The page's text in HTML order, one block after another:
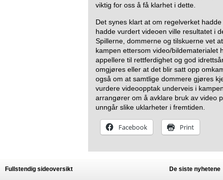
viktig for oss å få klarhet i dette.
Det synes klart at om regelverket
hadde vurdert videoen ville resultatet i
Spillerne, dommerne og tilskuerne vet
kampen ettersom video/bildematerialet
appellere til rettferdighet og god
omgjøres eller at det blir satt opp
også om at samtlige dommere gjøres
vurdere videoopptak underveis i
arrangører om å avklare bruk av video
unngår slike uklarheter i fremtiden.
Facebook Print
Fullstendig sideoversikt De siste nyhetene